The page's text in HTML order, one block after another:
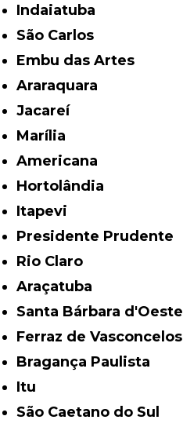
Indaiatuba
São Carlos
Embu das Artes
Araraquara
Jacareí
Marília
Americana
Hortolândia
Itapevi
Presidente Prudente
Rio Claro
Araçatuba
Santa Bárbara d'Oeste
Ferraz de Vasconcelos
Bragança Paulista
Itu
São Caetano do Sul